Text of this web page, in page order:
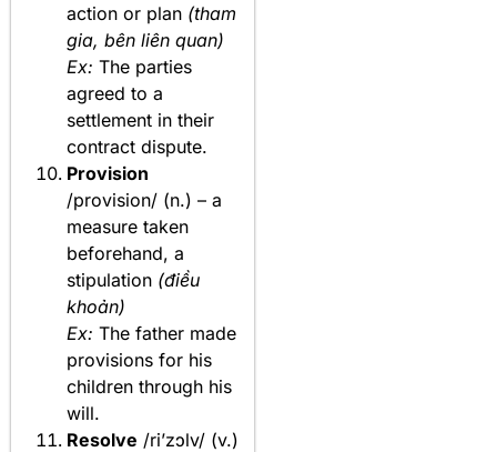
action or plan (tham
gia, bên liên quan)
Ex: The parties
agreed to a
settlement in their
contract dispute.
Provision
/provision/ (n.) – a
measure taken
beforehand, a
stipulation (điều
khoản)
Ex: The father made
provisions for his
children through his
will.
Resolve /ri’zɔlv/ (v.)